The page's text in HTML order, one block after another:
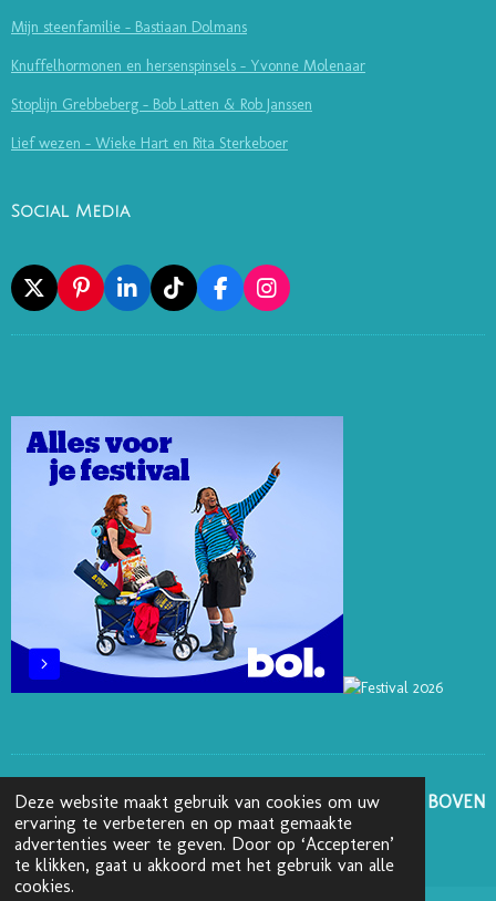
Deze website maakt gebruik van cookies om uw
ervaring te verbeteren en op maat gemaakte
advertenties weer te geven. Door op ‘Accepteren’
te klikken, gaat u akkoord met het gebruik van alle
cookies.
Mijn steenfamilie - Bastiaan Dolmans
Knuffelhormonen en hersenspinsels - Yvonne Molenaar
Stoplijn Grebbeberg - Bob Latten & Rob Janssen
Lief wezen - Wieke Hart en Rita Sterkeboer
Social Media
X
P
I
N
E
S
T
L
I
N
I
N
T
I
K
F
A
C
O
I
N
S
R
M
GA NAAR BOVEN
© 2025 - 2026 Boekenblog van Ann